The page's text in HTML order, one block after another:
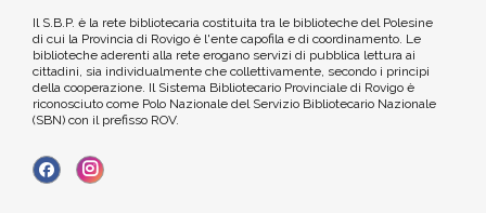
Il S.B.P. è la rete bibliotecaria costituita tra le biblioteche del Polesine
di cui la Provincia di Rovigo è l'ente capofila e di coordinamento. Le
biblioteche aderenti alla rete erogano servizi di pubblica lettura ai
cittadini, sia individualmente che collettivamente, secondo i principi
della cooperazione. Il Sistema Bibliotecario Provinciale di Rovigo è
riconosciuto come Polo Nazionale del Servizio Bibliotecario Nazionale
(SBN) con il prefisso ROV.